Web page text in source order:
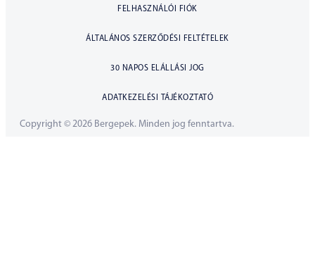
FELHASZNÁLÓI FIÓK
ÁLTALÁNOS SZERZŐDÉSI FELTÉTELEK
30 NAPOS ELÁLLÁSI JOG
ADATKEZELÉSI TÁJÉKOZTATÓ
Copyright © 2026 Bergepek. Minden jog fenntartva.